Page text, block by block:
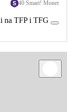
40 Smart! Monet
na TFP i TFG